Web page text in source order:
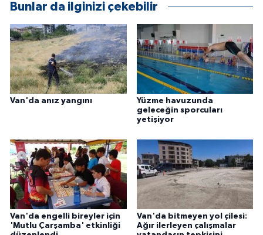
Bunlar da ilginizi çekebilir
Van'da anız yangını
Yüzme havuzunda
geleceğin sporcuları
yetişiyor
Van'da engelli bireyler için
'Mutlu Çarşamba' etkinliği
Van'da bitmeyen yol çilesi:
Ağır ilerleyen çalışmalar